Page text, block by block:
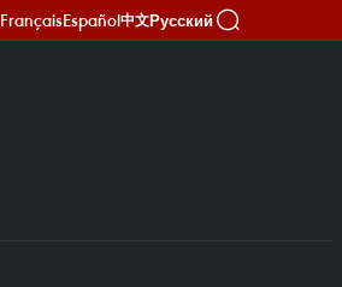
FrançaisEspañol中文Русский